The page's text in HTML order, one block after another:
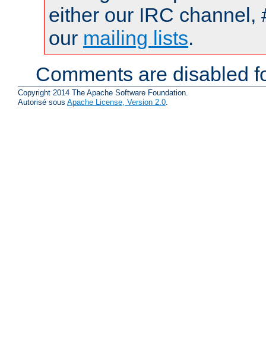
either our IRC channel,
our mailing lists.
Comments are disabled
Copyright 2014 The Apache Software Foundation.
Autorisé sous Apache License, Version 2.0.